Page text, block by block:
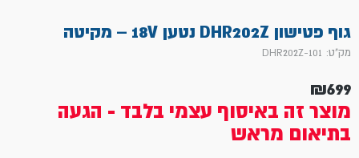
גוף פטישון DHR202Z נטען 18V – מקיטה
מק"ט: 101-DHR202Z
₪699
מוצר זה באיסוף עצמי בלבד - הגעה
בתיאום מראש